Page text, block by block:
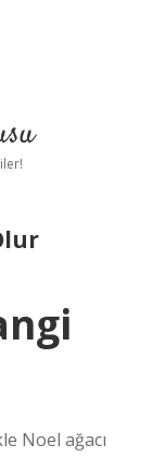
Noel ağacı